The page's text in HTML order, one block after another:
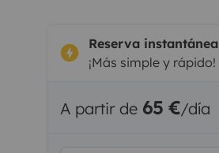
Reserva instantánea
¡Más simple y rápido!
A partir de 65 €/día